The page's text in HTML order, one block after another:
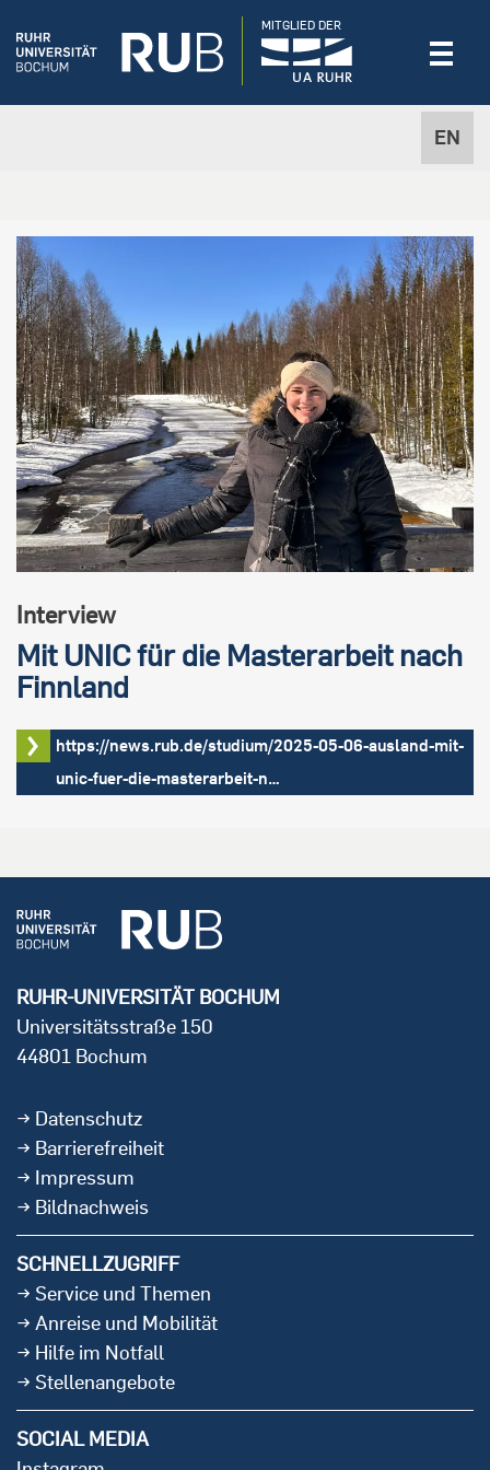
EN
MITGLIED DER
Interview
Mit UNIC für die Masterarbeit nach
Finnland
https://news.rub.de/studium/2025-05-06-ausland-mit-
unic-fuer-die-masterarbeit-n…
RUHR-UNIVERSITÄT BOCHUM
Universitätsstraße 150
44801 Bochum
Datenschutz
Barrierefreiheit
Impressum
Bildnachweis
SCHNELLZUGRIFF
Service und Themen
Anreise und Mobilität
Hilfe im Notfall
Stellenangebote
SOCIAL MEDIA